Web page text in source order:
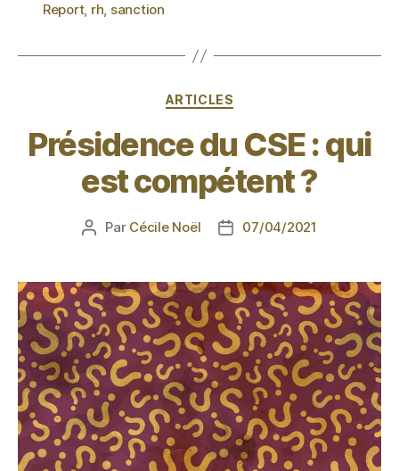
Report, rh, sanction
ARTICLES
Présidence du CSE : qui
est compétent ?
Par Cécile Noël 07/04/2021